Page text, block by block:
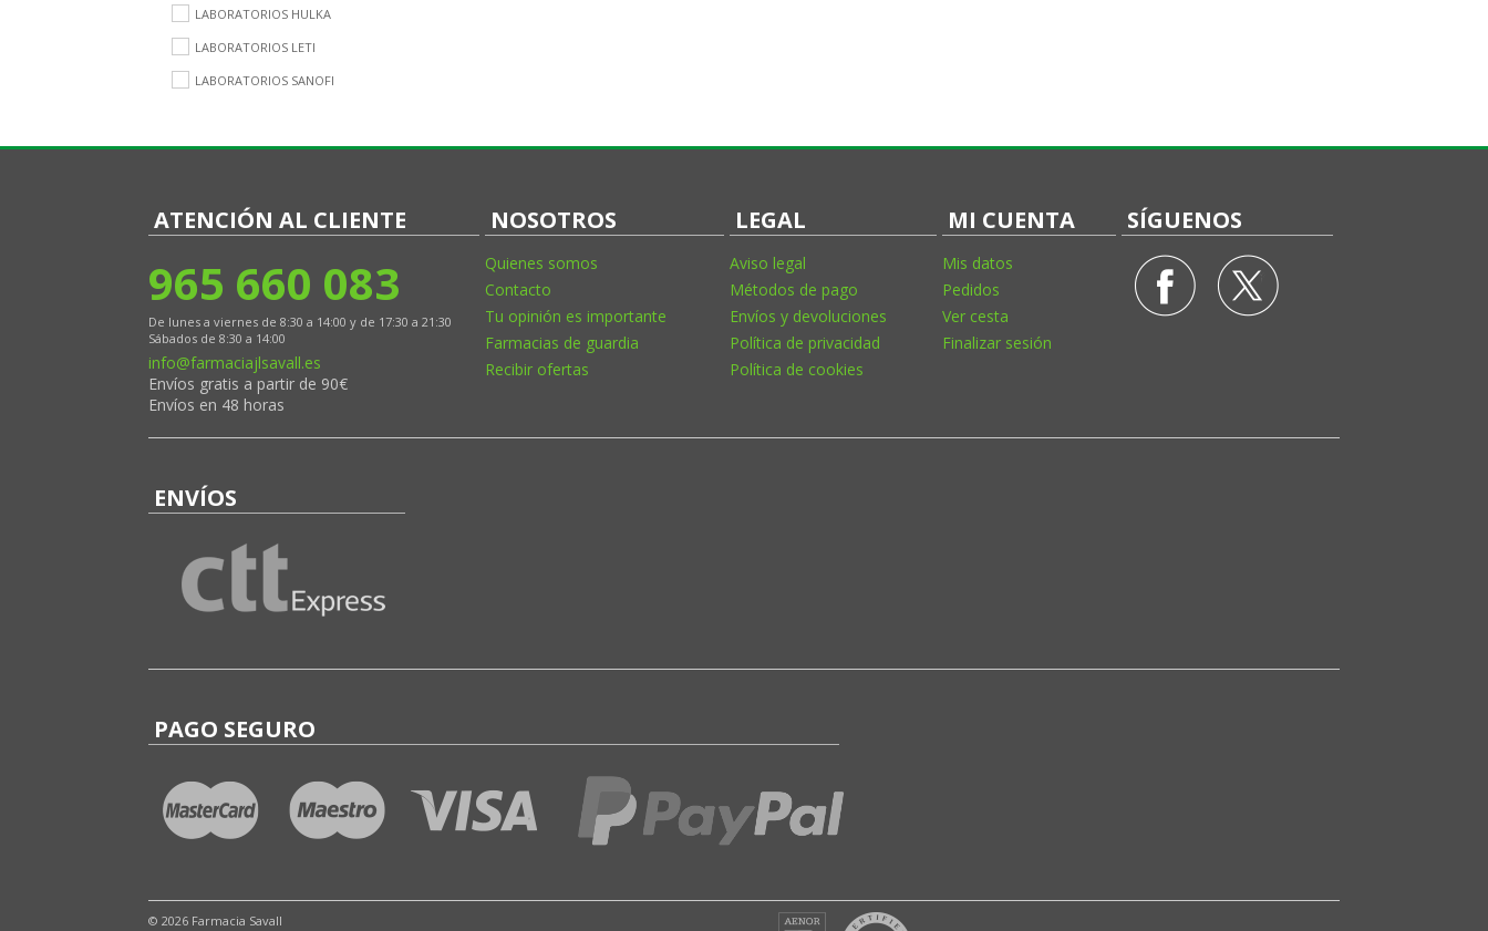
LABORATORIOS HULKA
LABORATORIOS LETI
LABORATORIOS SANOFI
ATENCIÓN AL CLIENTE
965 660 083
De lunes a viernes de 8:30 a 14:00 y de 17:30 a 21:30
Sábados de 8:30 a 14:00
info@farmaciajlsavall.es
Envíos gratis a partir de 90€
Envíos en 48 horas
NOSOTROS
Quienes somos
Contacto
Tu opinión es importante
Farmacias de guardia
Recibir ofertas
LEGAL
Aviso legal
Métodos de pago
Envíos y devoluciones
Política de privacidad
Política de cookies
MI CUENTA
Mis datos
Pedidos
Ver cesta
Finalizar sesión
SÍGUENOS
ENVÍOS
PAGO SEGURO
© 2026 Farmacia Savall